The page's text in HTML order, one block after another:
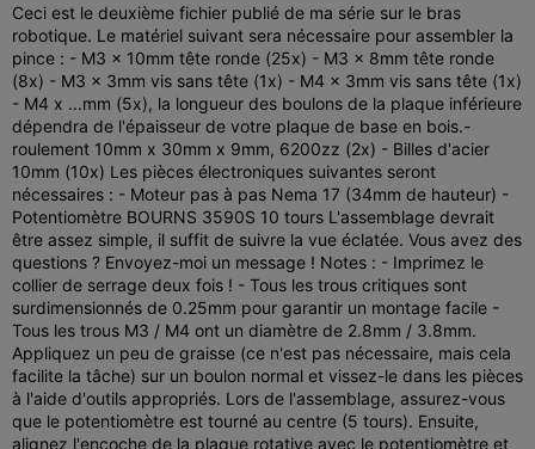
Ceci est le deuxième fichier publié de ma série sur le bras
robotique. Le matériel suivant sera nécessaire pour assembler la
pince : - M3 x 10mm tête ronde (25x) - M3 x 8mm tête ronde
(8x) - M3 x 3mm vis sans tête (1x) - M4 x 3mm vis sans tête (1x)
- M4 x ...mm (5x), la longueur des boulons de la plaque inférieure
dépendra de l'épaisseur de votre plaque de base en bois.-
roulement 10mm x 30mm x 9mm, 6200zz (2x) - Billes d'acier
10mm (10x) Les pièces électroniques suivantes seront
nécessaires : - Moteur pas à pas Nema 17 (34mm de hauteur) -
Potentiomètre BOURNS 3590S 10 tours L'assemblage devrait
être assez simple, il suffit de suivre la vue éclatée. Vous avez des
questions ? Envoyez-moi un message ! Notes : - Imprimez le
collier de serrage deux fois ! - Tous les trous critiques sont
surdimensionnés de 0.25mm pour garantir un montage facile -
Tous les trous M3 / M4 ont un diamètre de 2.8mm / 3.8mm.
Appliquez un peu de graisse (ce n'est pas nécessaire, mais cela
facilite la tâche) sur un boulon normal et vissez-le dans les pièces
à l'aide d'outils appropriés. Lors de l'assemblage, assurez-vous
que le potentiomètre est tourné au centre (5 tours). Ensuite,
alignez l'encoche de la plaque rotative avec le potentiomètre et